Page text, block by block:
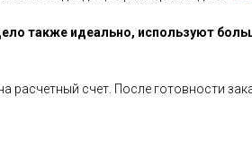
также идеально, используют
расчетный счет. После готовности